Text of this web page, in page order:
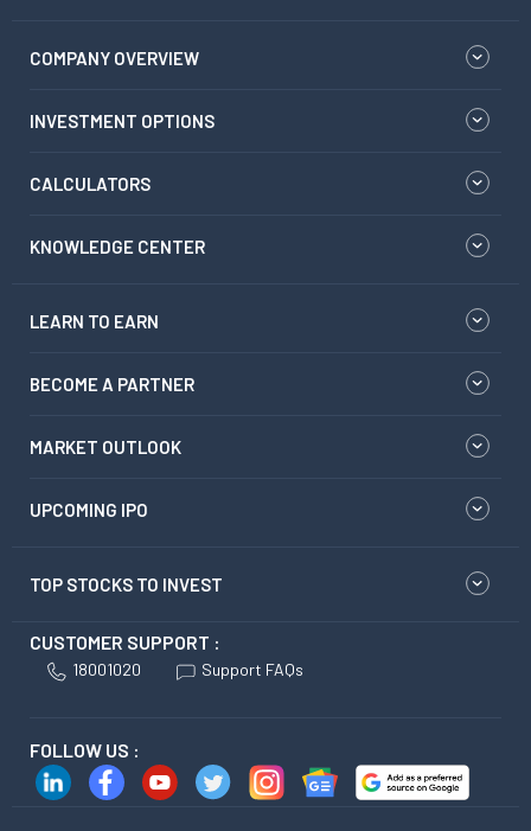
COMPANY OVERVIEW
INVESTMENT OPTIONS
CALCULATORS
KNOWLEDGE CENTER
LEARN TO EARN
BECOME A PARTNER
MARKET OUTLOOK
UPCOMING IPO
TOP STOCKS TO INVEST
CUSTOMER SUPPORT :
18001020 Support FAQs
FOLLOW US :